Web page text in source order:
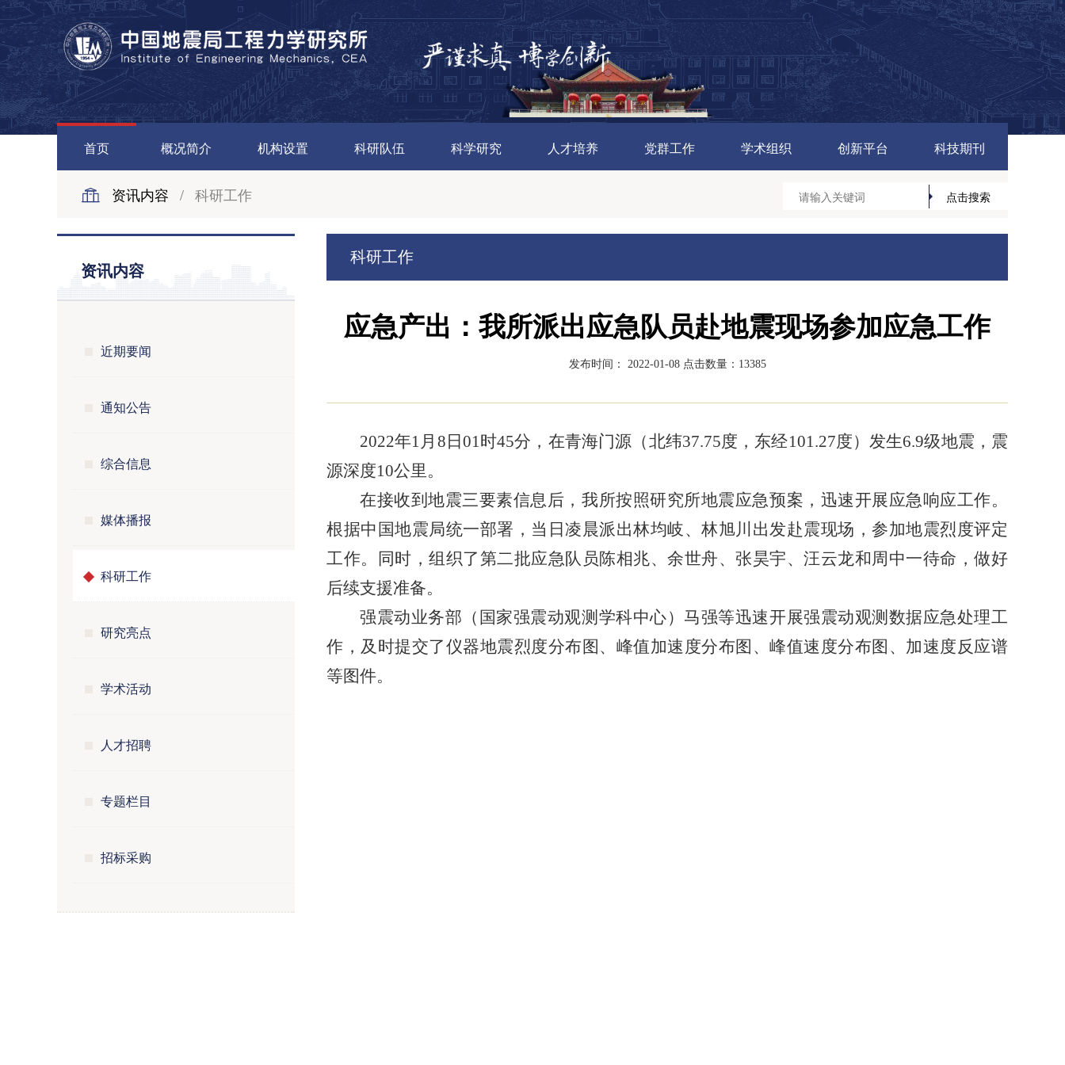
首页 概况简介 机构设置 科研队伍 科学研究 人才培养 党群工作 学术组织 创新平台 科技期刊
资讯内容 / 科研工作
资讯内容
近期要闻
通知公告
综合信息
媒体播报
科研工作
研究亮点
学术活动
人才招聘
专题栏目
招标采购
科研工作
应急产出：我所派出应急队员赴地震现场参加应急工作
发布时间： 2022-01-08 点击数量：13385
2022年1月8日01时45分，在青海门源（北纬37.75度，东经101.27度）发生6.9级地震，震
源深度10公里。
在接收到地震三要素信息后，我所按照研究所地震应急预案，迅速开展应急响应工作。
根据中国地震局统一部署，当日凌晨派出林均岐、林旭川出发赴震现场，参加地震烈度评定
工作。同时，组织了第二批应急队员陈相兆、余世舟、张昊宇、汪云龙和周中一待命，做好
后续支援准备。
强震动业务部（国家强震动观测学科中心）马强等迅速开展强震动观测数据应急处理工
作，及时提交了仪器地震烈度分布图、峰值加速度分布图、峰值速度分布图、加速度反应谱
等图件。